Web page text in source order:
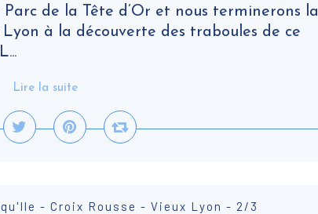
de la Tête d’Or et nous terminerons la
à la découverte des traboules de ce
Lire la suite
- Croix Rousse - Vieux Lyon - 2/3